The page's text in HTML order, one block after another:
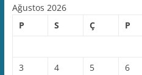
Ağustos 2026
P
S Ç P
3
4 5 6